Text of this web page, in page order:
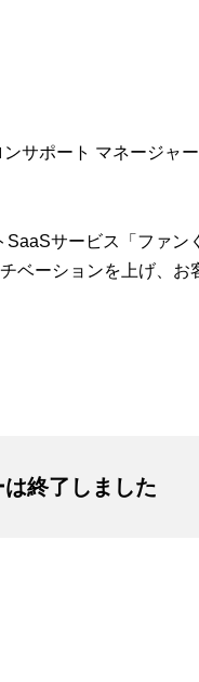
サポート マネージャー
サービス「ファン
ベーションを上げ、
終了しました